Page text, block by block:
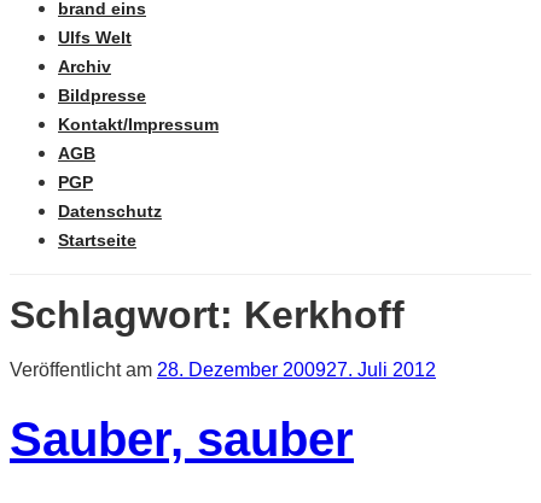
brand eins
Ulfs Welt
Archiv
Bildpresse
Kontakt/Impressum
AGB
PGP
Datenschutz
Startseite
Schlagwort: Kerkhoff
Veröffentlicht am 28. Dezember 200927. Juli 2012
Sauber, sauber